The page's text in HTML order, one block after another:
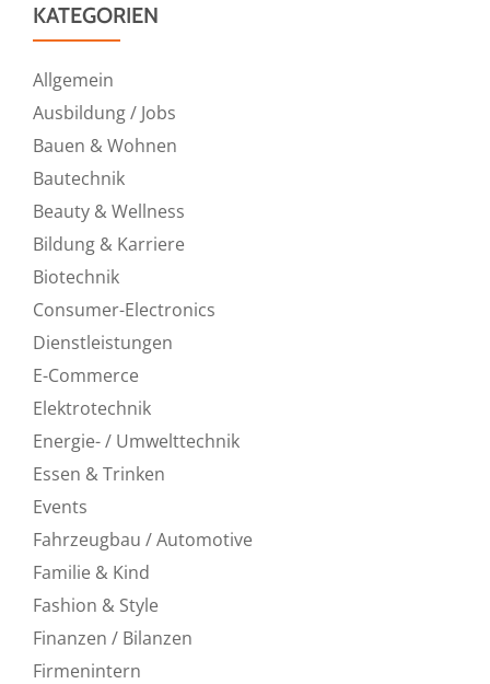
KATEGORIEN
Allgemein
Ausbildung / Jobs
Bauen & Wohnen
Bautechnik
Beauty & Wellness
Bildung & Karriere
Biotechnik
Consumer-Electronics
Dienstleistungen
E-Commerce
Elektrotechnik
Energie- / Umwelttechnik
Essen & Trinken
Events
Fahrzeugbau / Automotive
Familie & Kind
Fashion & Style
Finanzen / Bilanzen
Firmenintern